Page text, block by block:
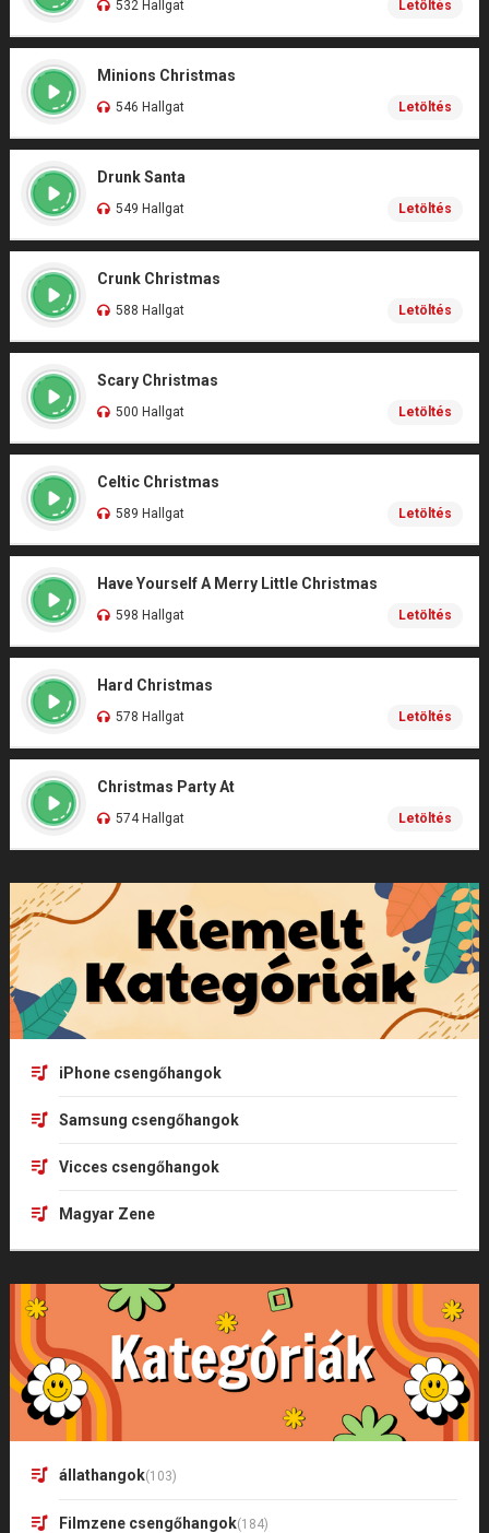
532 Hallgat Letöltés
Minions Christmas
546 Hallgat Letöltés
Drunk Santa
549 Hallgat Letöltés
Crunk Christmas
588 Hallgat Letöltés
Scary Christmas
500 Hallgat Letöltés
Celtic Christmas
589 Hallgat Letöltés
Have Yourself A Merry Little Christmas
598 Hallgat Letöltés
Hard Christmas
578 Hallgat Letöltés
Christmas Party At
574 Hallgat Letöltés
iPhone csengőhangok
Samsung csengőhangok
Vicces csengőhangok
Magyar Zene
állathangok(103)
Filmzene csengőhangok(184)